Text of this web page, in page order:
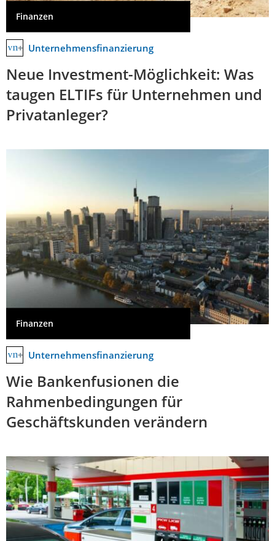
Finanzen
Unternehmensfinanzierung
Neue Investment-Möglichkeit: Was
taugen ELTIFs für Unternehmen und
Privatanleger?
Finanzen
Unternehmensfinanzierung
Wie Bankenfusionen die
Rahmenbedingungen für
Geschäftskunden verändern